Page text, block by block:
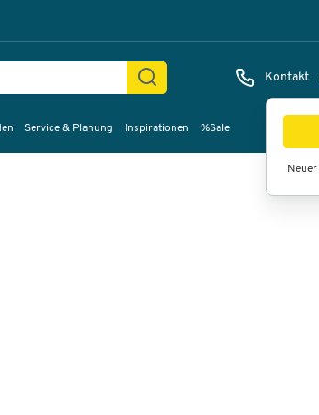
Kontakt
Service & Planung Inspirationen %Sale
Bilder Videos 360°-Ansicht